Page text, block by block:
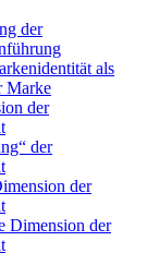
der
als
Marke
der
der
der
Dimension der